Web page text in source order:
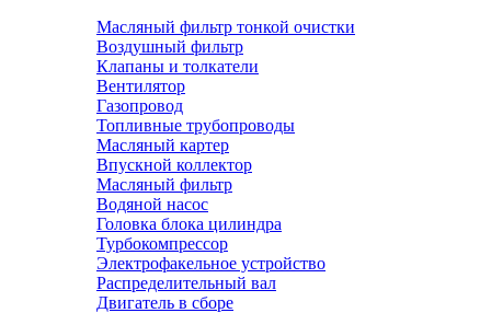
Масляный фильтр тонкой очистки
Воздушный фильтр
Клапаны и толкатели
Вентилятор
Газопровод
Топливные трубопроводы
Масляный картер
Впускной коллектор
Масляный фильтр
Водяной насос
Головка блока цилиндра
Турбокомпрессор
Электрофакельное устройство
Распределительный вал
Двигатель в сборе